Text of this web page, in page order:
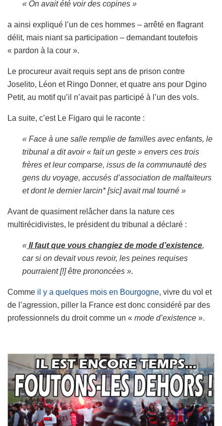
« On avait été voir des copines »
a ainsi expliqué l’un de ces hommes – arrêté en flagrant
délit, mais niant sa participation – demandant toutefois
« pardon à la cour ».
Le procureur avait requis sept ans de prison contre
Joselito, Léon et Ringo Donner, et quatre ans pour Dgino
Petit, au motif qu’il n’avait pas participé à l’un des vols.
La suite, c’est Le Figaro qui le raconte :
« Face à une salle remplie de familles avec enfants, le
tribunal a dit avoir « fait un geste » envers ces trois
frères et leur comparse, issus de la communauté des
gens du voyage, accusés d’association de malfaiteurs
et dont le dernier larcin*[sic]avait mal tourné »
Avant de quasiment relâcher dans la nature ces
multirécidivistes, le président du tribunal a déclaré :
« Il faut que vous changiez de mode d’existence,
car si on devait vous revoir, les peines requises
pourraient [!] être prononcées ».
Comme il y a quelques mois en Bourgogne, vivre du vol et
de l’agression, piller la France est donc considéré par des
professionnels du droit comme un « mode d’existence ».